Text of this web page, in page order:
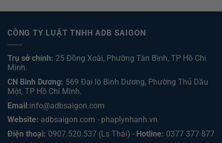
CÔNG TY LUẬT TNHH ADB SAIGON
Trụ sở chính: 25 Đồng Xoài, Phường Tân Bình, TP Hồ Chí
Minh.
CN Bình Dương: 569 Đại lộ Bình Dương, Phường Thủ Dầu
Một, TP Hồ Chí Minh.
Email:info@adbsaigon.com
Website: adbsaigon.com - phaplynhanh.vn
Điện thoại: 0907.520.537 (Ls Thái) - Hotline: 0377 377 877